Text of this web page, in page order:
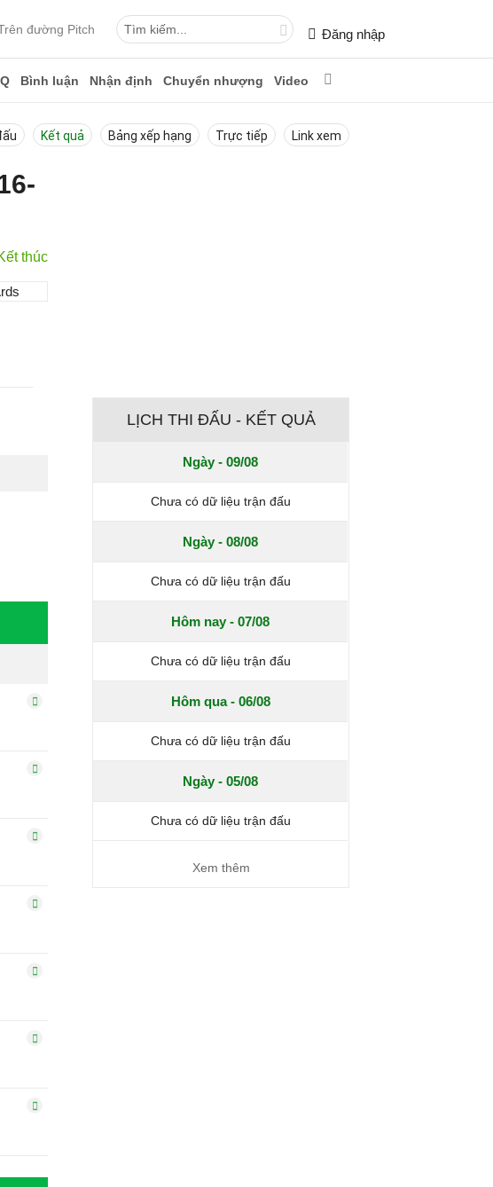
đường Pitch Đăng nhập
Bình luận Nhận định Chuyển nhượng Video
Kết quả Bảng xếp hạng Trực tiếp Link xem
thúc
LỊCH THI ĐẤU - KẾT QUẢ
Ngày - 09/08
Chưa có dữ liệu trận đấu
Ngày - 08/08
Chưa có dữ liệu trận đấu
Hôm nay - 07/08
Chưa có dữ liệu trận đấu
Hôm qua - 06/08
Chưa có dữ liệu trận đấu
Ngày - 05/08
Chưa có dữ liệu trận đấu
Xem thêm